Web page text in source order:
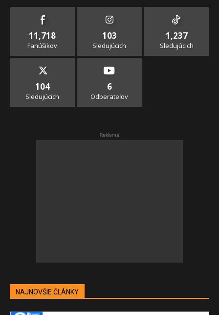
11,718
Fanúšikov
103
Sledujúcich
1,237
Sledujúcich
104
Sledujúcich
6
Odberateľov
Reklama
NAJNOVŠIE ČLÁNKY